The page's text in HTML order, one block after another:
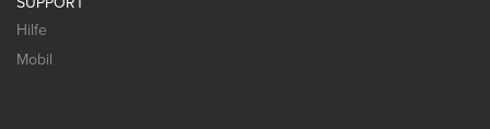
Hilfe
Mobil